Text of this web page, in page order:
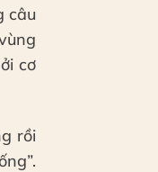
câu
cơ
rồi